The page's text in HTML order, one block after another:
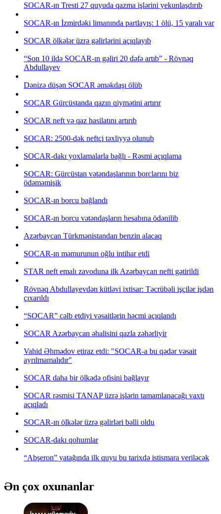
SOCAR-ın Tresti 27 quyuda qazma işlərini yekunlaşdırıb
SOCAR-ın İzmirdəki limanında partlayış: 1 ölü, 15 yaralı var
SOCAR ölkələr üzrə gəlirlərini açıqlayıb
“Son 10 ildə SOCAR-ın gəliri 20 dəfə artıb” - Rövnəq
Abdullayev
Dənizə düşən SOCAR əməkdaşı ölüb
SOCAR Gürcüstanda qazın qiymətini artırır
SOCAR neft və qaz hasilatını artırıb
SOCAR: 2500-dək neftçi təxliyyə olunub
SOCAR-dakı yoxlamalarla bağlı - Rəsmi açıqlama
SOCAR: Gürcüstan vətəndaşlarının borclarını biz
ödəməmişik
SOCAR-ın borcu bağlandı
SOCAR-ın borcu vətəndaşların hesabına ödənilib
Azərbaycan Türkmənistandan benzin alacaq
SOCAR-ın məmurunun oğlu intihar etdi
STAR neft emalı zavoduna ilk Azərbaycan nefti gətirildi
Rövnəq Abdullayevdən kütləvi ixtisar: Təcrübəli işçilər işdən
çıxarıldı
“SOCAR” cəlb etdiyi vəsaitlərin həcmi açıqlandı
SOCAR Azərbaycan əhalisini qazla zəhərliyir
Vahid Əhmədov etiraz etdi: "SOCAR-a bu qədər vəsait
ayrılmamalıdır"
SOCAR daha bir ölkədə ofisini bağlayır
SOCAR rəsmisi TANAP üzrə işlərin tamamlanacağı vaxtı
açıqladı
SOCAR-ın ölkələr üzrə gəlirləri bəlli oldu
SOCAR-dakı qohumlar
“Abşeron” yatağında ilk quyu bu tarixdə istismara veriləcək
Ən çox oxunanlar